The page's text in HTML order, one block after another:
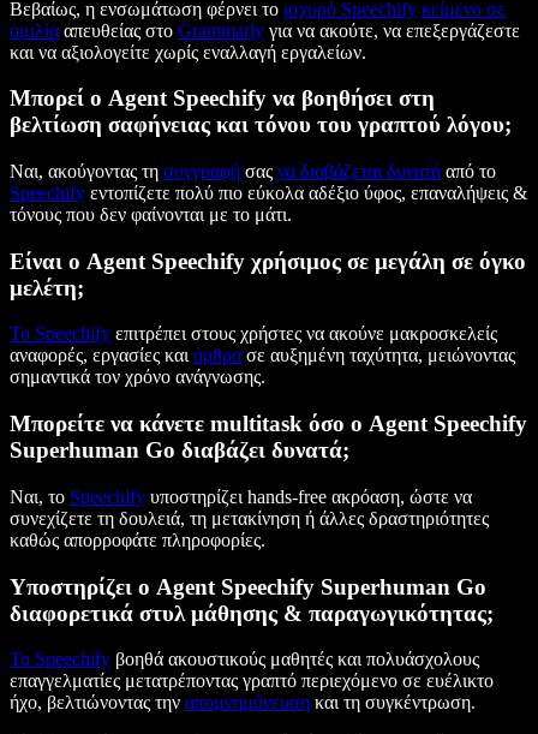
Βεβαίως, η ενσωμάτωση φέρνει το ισχυρό Speechify κείμενο σε
ομιλία απευθείας στο Grammarly για να ακούτε, να επεξεργάζεστε
και να αξιολογείτε χωρίς εναλλαγή εργαλείων.
Μπορεί ο Agent Speechify να βοηθήσει στη
βελτίωση σαφήνειας και τόνου του γραπτού λόγου;
Ναι, ακούγοντας τη συγγραφή σας να διαβάζεται δυνατά από το
Speechify εντοπίζετε πολύ πιο εύκολα αδέξιο ύφος, επαναλήψεις &
τόνους που δεν φαίνονται με το μάτι.
Είναι ο Agent Speechify χρήσιμος σε μεγάλη σε όγκο
μελέτη;
Το Speechify επιτρέπει στους χρήστες να ακούνε μακροσκελείς
αναφορές, εργασίες και άρθρα σε αυξημένη ταχύτητα, μειώνοντας
σημαντικά τον χρόνο ανάγνωσης.
Μπορείτε να κάνετε multitask όσο ο Agent Speechify
Superhuman Go διαβάζει δυνατά;
Ναι, το Speechify υποστηρίζει hands-free ακρόαση, ώστε να
συνεχίζετε τη δουλειά, τη μετακίνηση ή άλλες δραστηριότητες
καθώς απορροφάτε πληροφορίες.
Υποστηρίζει ο Agent Speechify Superhuman Go
διαφορετικά στυλ μάθησης & παραγωγικότητας;
Το Speechify βοηθά ακουστικούς μαθητές και πολυάσχολους
επαγγελματίες μετατρέποντας γραπτό περιεχόμενο σε ευέλικτο
ήχο, βελτιώνοντας την απομνημόνευση και τη συγκέντρωση.